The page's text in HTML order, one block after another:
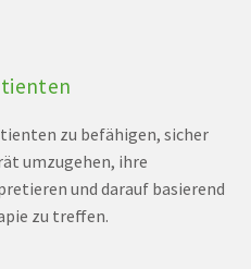
zu befähigen, sicher
umzugehen, ihre
und darauf basierend
zu treffen.